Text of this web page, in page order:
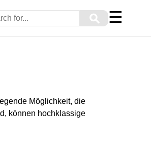
⚲ ☰
Möglichkeit, die
können hochklassige